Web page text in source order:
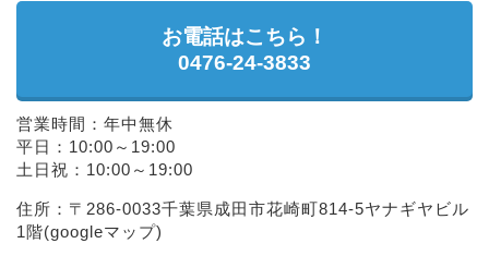
お電話はこちら！
0476-24-3833
営業時間：年中無休
平日：10:00～19:00
土日祝：10:00～19:00
住所：〒286-0033千葉県成田市花崎町814-5ヤナギヤビル
1階(googleマップ)